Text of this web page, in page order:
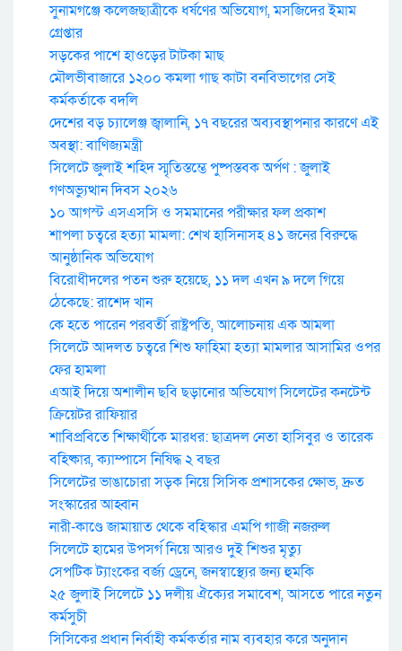
সুনামগঞ্জে কলেজছাত্রীকে ধর্ষণের অভিযোগ, মসজিদের ইমাম
গ্রেপ্তার
সড়কের পাশে হাওড়ের টাটকা মাছ
মৌলভীবাজারে ১২০০ কমলা গাছ কাটা বনবিভাগের সেই
কর্মকর্তাকে বদলি
দেশের বড় চ্যালেঞ্জ জ্বালানি, ১৭ বছরের অব্যবস্থাপনার কারণে এই
অবস্থা: বাণিজ্যমন্ত্রী
সিলেটে জুলাই শহিদ স্মৃতিস্তম্ভে পুষ্পস্তবক অর্পণ : জুলাই
গণঅভ্যুত্থান দিবস ২০২৬
১০ আগস্ট এসএসসি ও সমমানের পরীক্ষার ফল প্রকাশ
শাপলা চত্বরে হত্যা মামলা: শেখ হাসিনাসহ ৪১ জনের বিরুদ্ধে
আনুষ্ঠানিক অভিযোগ
বিরোধীদলের পতন শুরু হয়েছে, ১১ দল এখন ৯ দলে গিয়ে
ঠেকেছে: রাশেদ খান
কে হতে পারেন পরবর্তী রাষ্ট্রপতি, আলোচনায় এক আমলা
সিলেটে আদলত চত্বরে শিশু ফাহিমা হত্যা মামলার আসামির ওপর
ফের হামলা
এআই দিয়ে অশালীন ছবি ছড়ানোর অভিযোগ সিলেটের কনটেন্ট
ক্রিয়েটর রাফিয়ার
শাবিপ্রবিতে শিক্ষার্থীকে মারধর: ছাত্রদল নেতা হাসিবুর ও তারেক
বহিষ্কার, ক্যাম্পাসে নিষিদ্ধ ২ বছর
সিলেটের ভাঙাচোরা সড়ক নিয়ে সিসিক প্রশাসকের ক্ষোভ, দ্রুত
সংস্কারের আহ্বান
নারী-কাণ্ডে জামায়াত থেকে বহিস্কার এমপি গাজী নজরুল
সিলেটে হামের উপসর্গ নিয়ে আরও দুই শিশুর মৃত্যু
সেপটিক ট্যাংকের বর্জ্য ড্রেনে, জনস্বাস্থ্যের জন্য হুমকি
২৫ জুলাই সিলেটে ১১ দলীয় ঐক্যের সমাবেশ, আসতে পারে নতুন
কর্মসুচী
সিসিকের প্রধান নির্বাহী কর্মকর্তার নাম ব্যবহার করে অনুদান